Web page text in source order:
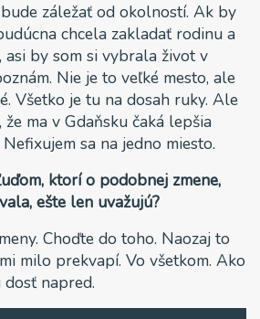
záležať od okolností. Ak by
chcela zakladať rodinu a
asi by som si vybrala život v
Nie je to veľké mesto, ale
Všetko je tu na dosah ruky. Ale
ma v Gdaňsku čaká lepšia
sa na jedno miesto.
ktorí o podobnej zmene,
ešte len uvažujú?
Choďte do toho. Naozaj to
milo prekvapí. Vo všetkom. Ako
napred.